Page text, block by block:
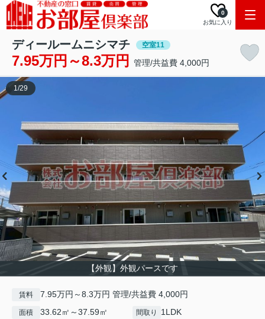
お気に入り
0
ディールームニシマチ 空室11
7.95万円～8.3万円 管理/共益費 4,000円
【外観】外観パースです
1/29
賃料 7.95万円～8.3万円 管理/共益費 4,000円
面積 33.62㎡～37.59㎡ 間取り 1LDK